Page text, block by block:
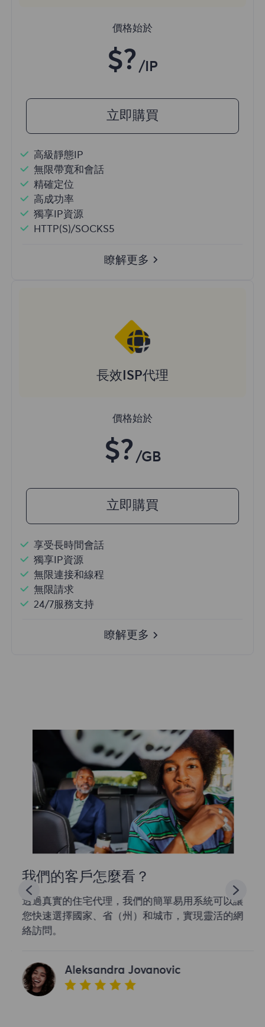
價格始於
$? /IP
立即購買
高級靜態IP
無限帶寬和會話
精確定位
高成功率
獨享IP資源
HTTP(S)/SOCKS5
瞭解更多
長效ISP代理
價格始於
$? /GB
立即購買
享受長時間會話
獨享IP資源
無限連接和線程
無限請求
24/7服務支持
瞭解更多
我們的客戶怎麼看？
透過真實的住宅代理，我們的簡單易用系統可以讓
您快速選擇國家、省（州）和城市，實現靈活的網
絡訪問。
Aleksandra Jovanovic